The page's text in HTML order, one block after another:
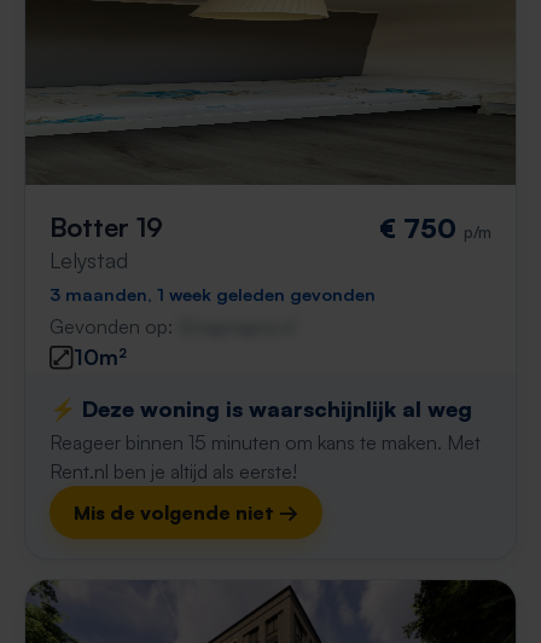
Botter 19
Lelystad
€ 750 p/m
3 maanden, 1 week geleden gevonden
Gevonden op:
10m²
⚡️ Deze woning is waarschijnlijk al weg
Reageer binnen 15 minuten om kans te maken. Met
Rent.nl ben je altijd als eerste!
Mis de volgende niet →